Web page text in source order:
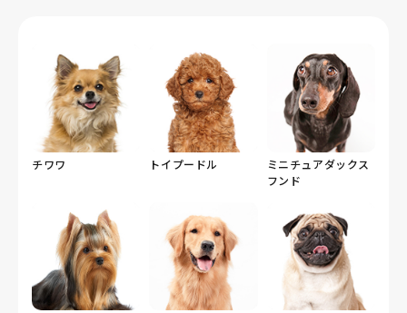
チワワ トイプードル
ミニチュアダックス
フンド